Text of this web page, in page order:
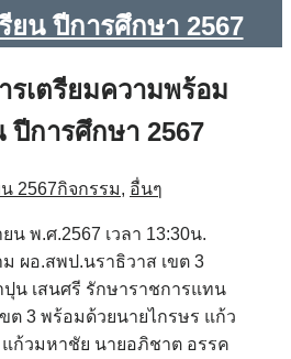
ยน ปีการศึกษา 2567
รเตรียมความพร้อม
ปีการศึกษา 2567
2567กิจกรรม, อื่นๆ
น พ.ศ.2567 เวลา 13:30น.
ผอ.สพป.นราธิวาส เขต 3
น เสนศรี รักษาราชการแทน
ต 3 พร้อมด้วยนายไกรษร แก้ว
แก้วมหาชัย นายอภิชาต อรรค